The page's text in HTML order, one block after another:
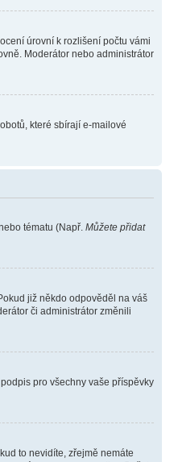
úrovní k rozlišení počtu vámi
Moderátor nebo administrátor
které sbírají e-mailové
tématu (Např. Můžete přidat
již někdo odpověděl na váš
či administrátor změnili
pro všechny vaše příspěvky
to nevidíte, zřejmě nemáte